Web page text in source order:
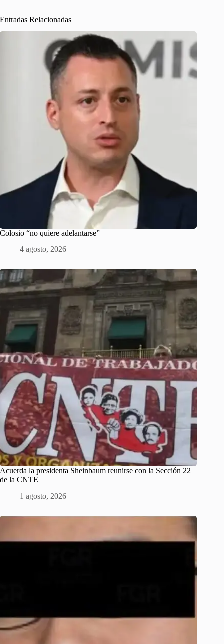
Entradas Relacionadas
Colosio “no quiere adelantarse”
4 agosto, 2026
Acuerda la presidenta Sheinbaum reunirse con la Sección 22
de la CNTE
1 agosto, 2026